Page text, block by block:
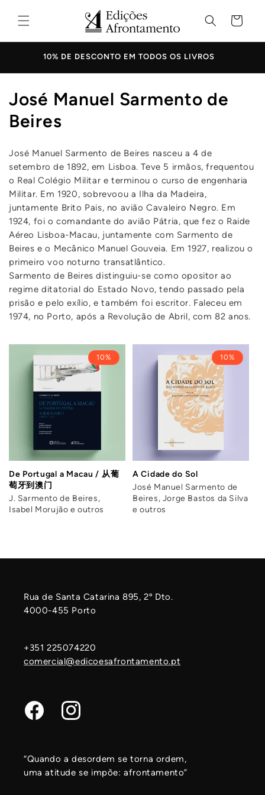
para o
conteúdo
Carrinho
10% DE DESCONTO EM TODOS OS LIVROS
C
o
e
ç
ã
o
:
José Manuel Sarmento de
Beires
José Manuel Sarmento de Beires nasceu a 4 de
setembro de 1892, em Lisboa. Teve 5 irmãos, frequentou
o Real Colégio Militar e terminou o curso de engenharia
Militar. Em 1920, sobrevoou a Ilha da Madeira,
juntamente Brito Pais, no avião Cavaleiro Negro. Em
1924, foi o comandante do avião Pátria, que fez o Raide
Aéreo Lisboa-Macau, juntamente com Sarmento de
Beires e o Mecânico Manuel Gouveia. Em 1927, realizou o
primeiro voo noturno transatlântico.
Sarmento de Beires distinguiu-se como opositor ao
regime ditatorial do Estado Novo, tendo passado pela
prisão e pelo exílio, e também foi escritor. Faleceu em
1974, no Porto, após a Revolução de Abril, com 82 anos.
10%
De Portugal a Macau / 从葡
萄牙到澳门
J. Sarmento de Beires,
Isabel Morujão e outros
10%
A Cidade do Sol
José Manuel Sarmento de
Beires, Jorge Bastos da Silva
e outros
Rua de Santa Catarina 895, 2º Dto.
4000-455 Porto
+351 225074220
comercial@edicoesafrontamento.pt
Facebook Instagram
“Quando a desordem se torna ordem,
uma atitude se impõe: afrontamento”